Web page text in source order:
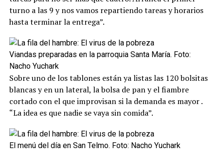
turno a las 9 y nos vamos repartiendo tareas y horarios
hasta terminar la entrega”.
Viandas preparadas en la parroquia Santa María. Foto:
Nacho Yuchark
Sobre uno de los tablones están ya listas las 120 bolsitas
blancas y en un lateral, la bolsa de pan y el fiambre
cortado con el que improvisan si la demanda es mayor .
“La idea es que nadie se vaya sin comida”.
El menú del día en San Telmo. Foto: Nacho Yuchark